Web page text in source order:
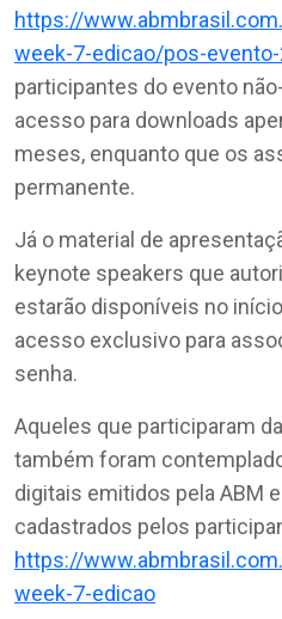
https://
week-7-edicao/pos-
participantes do evento
acesso para downloads
meses, enquanto que os
permanente.
Já o material de
keynote speakers que
estarão disponíveis no
acesso exclusivo para
senha.
Aqueles que participaram
também foram
digitais emitidos pela ABM
cadastrados pelos
https://
week-7-edicao